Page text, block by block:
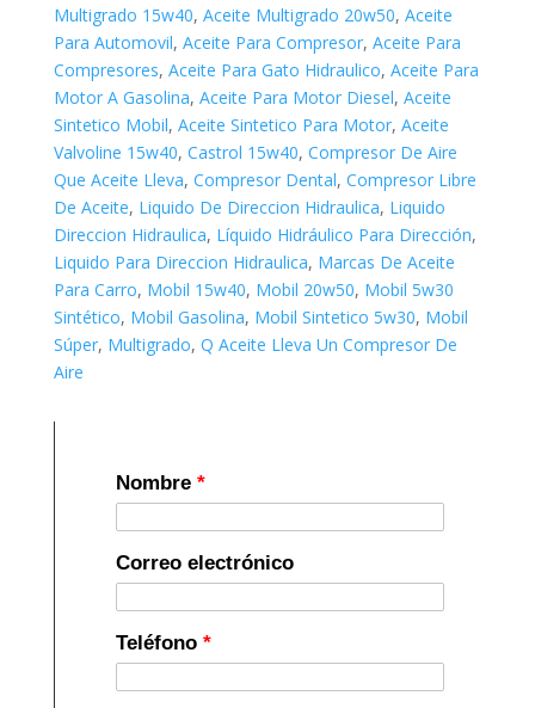
Multigrado 15w40, Aceite Multigrado 20w50, Aceite
Para Automovil, Aceite Para Compresor, Aceite Para
Compresores, Aceite Para Gato Hidraulico, Aceite Para
Motor A Gasolina, Aceite Para Motor Diesel, Aceite
Sintetico Mobil, Aceite Sintetico Para Motor, Aceite
Valvoline 15w40, Castrol 15w40, Compresor De Aire
Que Aceite Lleva, Compresor Dental, Compresor Libre
De Aceite, Liquido De Direccion Hidraulica, Liquido
Direccion Hidraulica, Líquido Hidráulico Para Dirección,
Liquido Para Direccion Hidraulica, Marcas De Aceite
Para Carro, Mobil 15w40, Mobil 20w50, Mobil 5w30
Sintético, Mobil Gasolina, Mobil Sintetico 5w30, Mobil
Súper, Multigrado, Q Aceite Lleva Un Compresor De
Aire
Nombre *
Correo electrónico
Teléfono *